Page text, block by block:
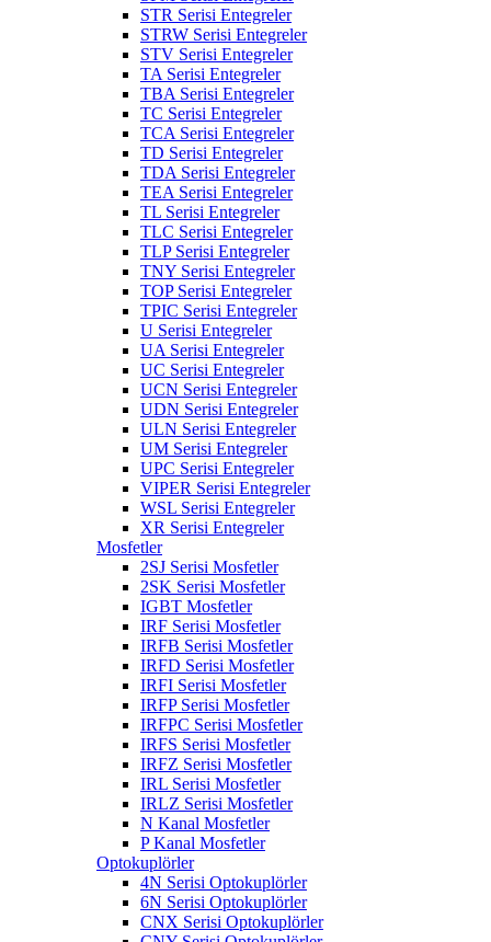
STR Serisi Entegreler
STRW Serisi Entegreler
STV Serisi Entegreler
TA Serisi Entegreler
TBA Serisi Entegreler
TC Serisi Entegreler
TCA Serisi Entegreler
TD Serisi Entegreler
TDA Serisi Entegreler
TEA Serisi Entegreler
TL Serisi Entegreler
TLC Serisi Entegreler
TLP Serisi Entegreler
TNY Serisi Entegreler
TOP Serisi Entegreler
TPIC Serisi Entegreler
U Serisi Entegreler
UA Serisi Entegreler
UC Serisi Entegreler
UCN Serisi Entegreler
UDN Serisi Entegreler
ULN Serisi Entegreler
UM Serisi Entegreler
UPC Serisi Entegreler
VIPER Serisi Entegreler
WSL Serisi Entegreler
XR Serisi Entegreler
Mosfetler
2SJ Serisi Mosfetler
2SK Serisi Mosfetler
IGBT Mosfetler
IRF Serisi Mosfetler
IRFB Serisi Mosfetler
IRFD Serisi Mosfetler
IRFI Serisi Mosfetler
IRFP Serisi Mosfetler
IRFPC Serisi Mosfetler
IRFS Serisi Mosfetler
IRFZ Serisi Mosfetler
IRL Serisi Mosfetler
IRLZ Serisi Mosfetler
N Kanal Mosfetler
P Kanal Mosfetler
Optokuplörler
4N Serisi Optokuplörler
6N Serisi Optokuplörler
CNX Serisi Optokuplörler